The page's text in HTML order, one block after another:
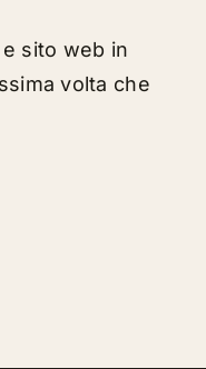
sito web in
volta che